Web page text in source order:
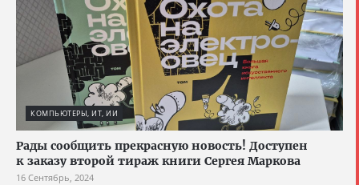
КОМПЬЮТЕРЫ, ИТ, ИИ
Рады сообщить прекрасную новость! Доступен
к заказу второй тираж книги Сергея Маркова
16 Сентябрь, 2024